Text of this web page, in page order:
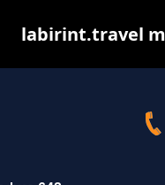
labirint.travel